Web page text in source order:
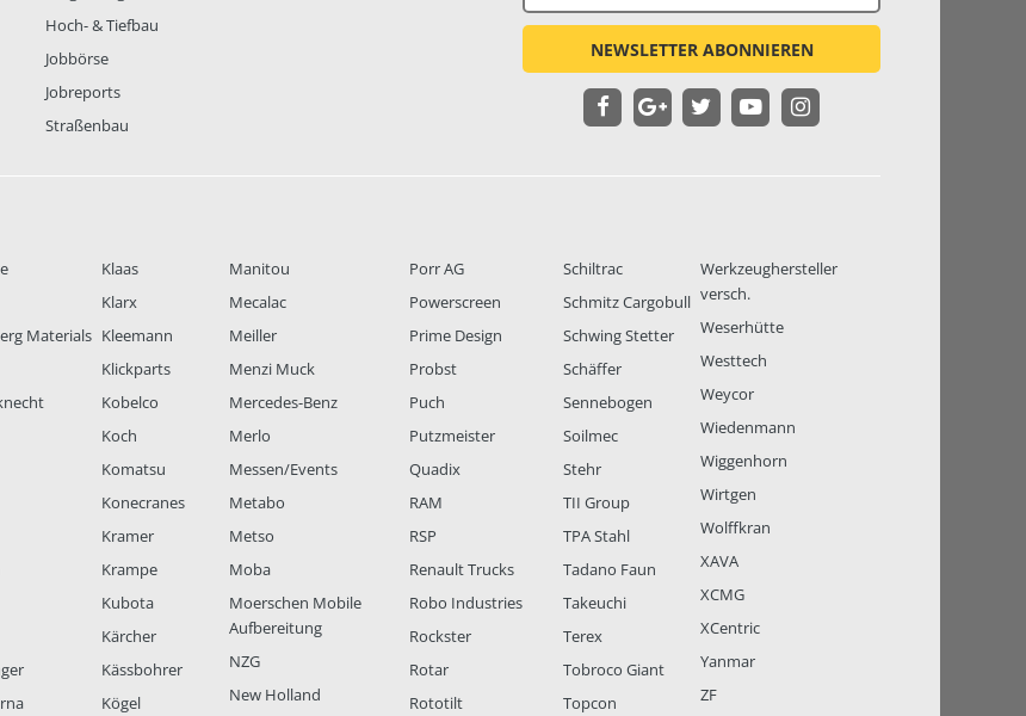
Hoch- & Tiefbau
Jobbörse
Jobreports
Straßenbau
NEWSLETTER ABONNIEREN
Materials
Klaas
Klarx
Kleemann
Klickparts
Kobelco
Koch
Komatsu
Konecranes
Kramer
Krampe
Kubota
Kärcher
Kässbohrer
Kögel
Manitou
Mecalac
Meiller
Menzi Muck
Mercedes-Benz
Merlo
Messen/Events
Metabo
Metso
Moba
Moerschen Mobile
Aufbereitung
NZG
New Holland
Porr AG
Powerscreen
Prime Design
Probst
Puch
Putzmeister
Quadix
RAM
RSP
Renault Trucks
Robo Industries
Rockster
Rotar
Rototilt
Schiltrac
Schmitz Cargobull
Schwing Stetter
Schäffer
Sennebogen
Soilmec
Stehr
TII Group
TPA Stahl
Tadano Faun
Takeuchi
Terex
Tobroco Giant
Topcon
Werkzeughersteller
versch.
Weserhütte
Westtech
Weycor
Wiedenmann
Wiggenhorn
Wirtgen
Wolffkran
XAVA
XCMG
XCentric
Yanmar
ZF